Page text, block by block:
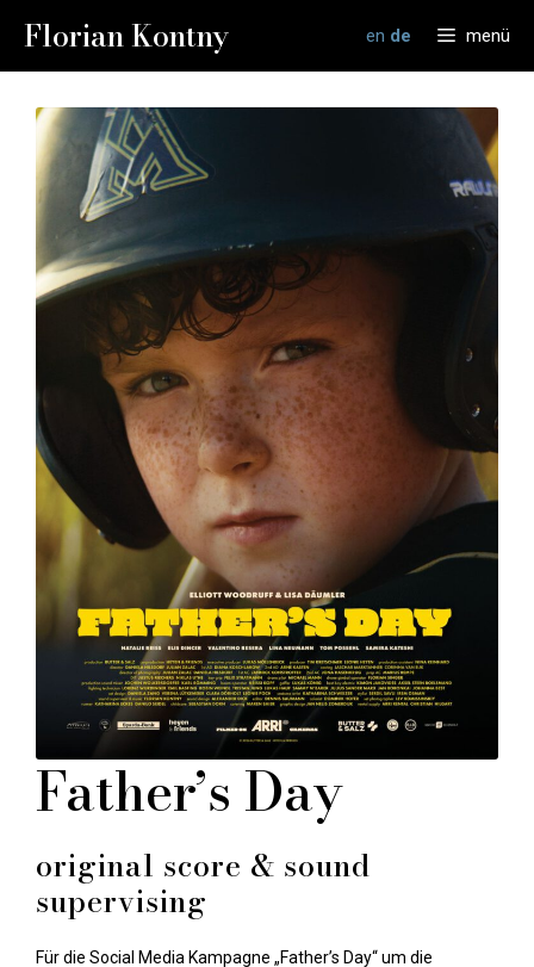
Inhalt
springen
Florian Kontny menü
en de
Father’s Day
original score & sound
supervising
Für die Social Media Kampagne „Father’s Day“ um die